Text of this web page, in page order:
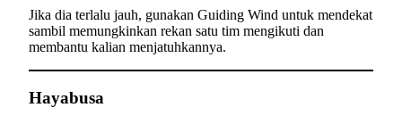
Jika dia terlalu jauh, gunakan Guiding Wind untuk mendekat
sambil memungkinkan rekan satu tim mengikuti dan
membantu kalian menjatuhkannya.
Hayabusa